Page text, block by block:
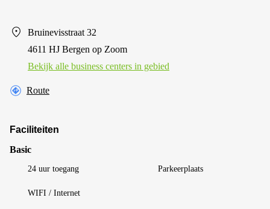
Bruinevisstraat 32
4611 HJ Bergen op Zoom
Bekijk alle business centers in gebied
Route
Faciliteiten
Basic
24 uur toegang Parkeerplaats
WIFI / Internet